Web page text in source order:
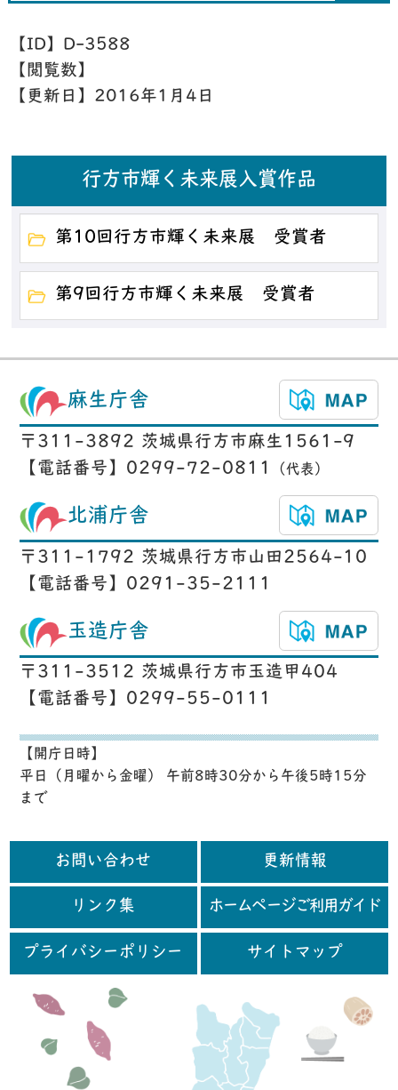
【ID】 D-3588
【閲覧数】
【更新日】 2016年1月4日
行方市輝く未来展入賞作品
第10回行方市輝く未来展 受賞者
第9回行方市輝く未来展 受賞者
麻生庁舎
〒311-3892 茨城県行方市麻生1561-9
【電話番号】0299-72-0811
（代表）
北浦庁舎
〒311-1792 茨城県行方市山田2564-10
【電話番号】0291-35-2111
玉造庁舎
〒311-3512 茨城県行方市玉造甲404
【電話番号】0299-55-0111
【開庁日時】
平日（月曜から金曜） 午前8時30分から午後5時15分
まで
お問い合わせ 更新情報
リンク集 ホームページご利用ガイド
プライバシーポリシー サイトマップ